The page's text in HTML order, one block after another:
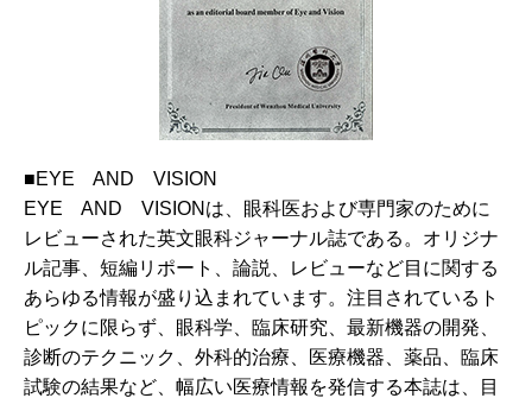
■EYE AND VISION
EYE AND VISIONは、眼科医および専門家のために
レビューされた英文眼科ジャーナル誌である。オリジナ
ル記事、短編リポート、論説、レビューなど目に関する
あらゆる情報が盛り込まれています。注目されているト
ピックに限らず、眼科学、臨床研究、最新機器の開発、
診断のテクニック、外科的治療、医療機器、薬品、臨床
試験の結果など、幅広い医療情報を発信する本誌は、目